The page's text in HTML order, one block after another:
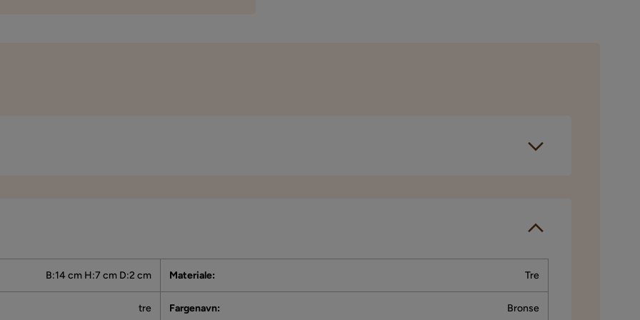
B:14 cm H:7 cm D:2 cm Materiale: Tre
tre Fargenavn: Bronse